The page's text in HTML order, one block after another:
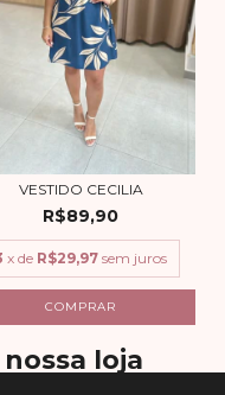
VESTIDO CECILIA
R$89,90
x de R$29,97 sem juros
COMPRAR
loja